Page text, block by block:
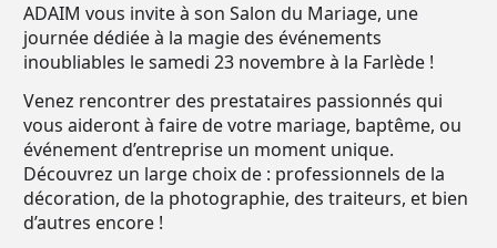
ADAIM vous invite à son Salon du Mariage, une
journée dédiée à la magie des événements
inoubliables le samedi 23 novembre à la Farlède !
Venez rencontrer des prestataires passionnés qui
vous aideront à faire de votre mariage, baptême, ou
événement d’entreprise un moment unique.
Découvrez un large choix de : professionnels de la
décoration, de la photographie, des traiteurs, et bien
d’autres encore !